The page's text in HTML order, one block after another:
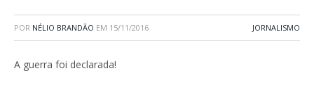
POR NÉLIO BRANDÃO EM 15/11/2016 JORNALISMO
A guerra foi declarada!